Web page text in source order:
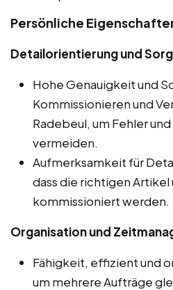
Persönliche
Detailorientierung und
Hohe Genauigkeit und
Kommissionieren und
Radebeul, um Fehler
vermeiden.
Aufmerksamkeit für
dass die richtigen Artikel
kommissioniert werden.
Organisation und
Fähigkeit, effizient und
um mehrere Aufträge